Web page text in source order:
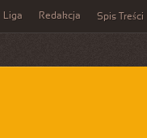
Liga Redakcja Spis Treści